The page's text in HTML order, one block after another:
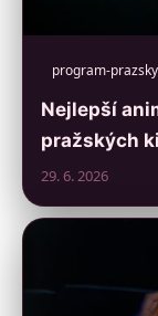
program-
Nejlepší
pražských
29. 6. 2026